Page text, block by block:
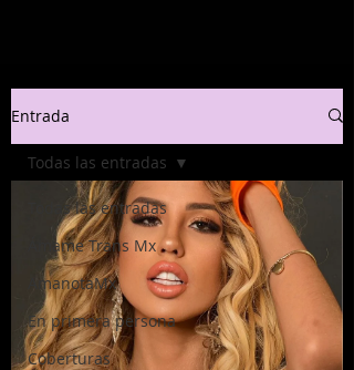
Entrada
Todas las entradas
Ámame Trans Mx
AmanotaMx
En primera persona
Coberturas
Todas las entradas